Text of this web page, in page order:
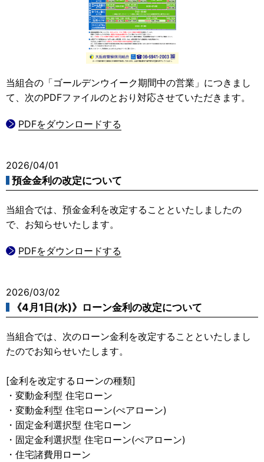
当組合の「ゴールデンウイーク期間中の営業」につきまし
て、次のPDFファイルのとおり対応させていただきます。
PDFをダウンロードする
2026/04/01
預金金利の改定について
当組合では、預金金利を改定することといたしましたの
で、お知らせいたします。
PDFをダウンロードする
2026/03/02
《4月1日(水)》ローン金利の改定について
当組合では、次のローン金利を改定することといたしまし
たのでお知らせいたします。
[金利を改定するローンの種類]
・変動金利型 住宅ローン
・変動金利型 住宅ローン(ぺアローン)
・固定金利選択型 住宅ローン
・固定金利選択型 住宅ローン(ぺアローン)
・住宅諸費用ローン